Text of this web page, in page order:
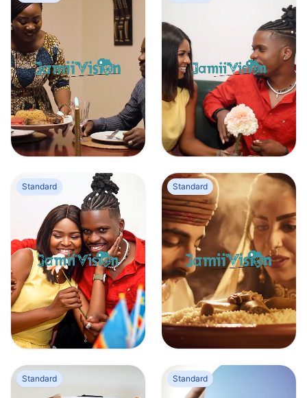
Femme africaine servant un plat traditionnel
0 0
Moment de complicité entre amoureux à la Saint Valentin
1 0
Standard
Moment de complicité entre amoureux le jour de la Saint Valentin
0 0
Standard
Un homme et une femme d’origine nord-africaine partagent un plat
0 0
Standard Standard